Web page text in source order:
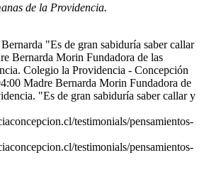
de la Providencia.
"Es de gran sabiduría saber callar
Bernarda Morin Fundadora de las
Colegio la Providencia - Concepción
Madre Bernarda Morin Fundadora de
"Es de gran sabiduría saber callar y
testimonials/pensamientos-
testimonials/pensamientos-